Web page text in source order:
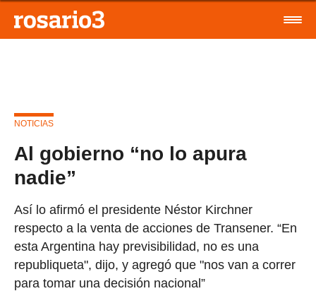
NOTICIAS
Al gobierno “no lo apura
nadie”
Así lo afirmó el presidente Néstor Kirchner
respecto a la venta de acciones de Transener. “En
esta Argentina hay previsibilidad, no es una
republiqueta", dijo, y agregó que "nos van a correr
para tomar una decisión nacional”